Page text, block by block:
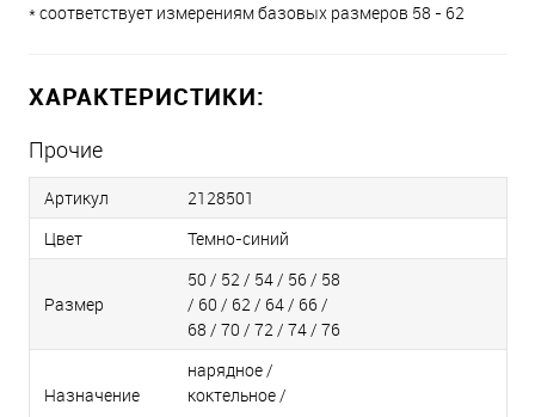
* соответствует измерениям базовых размеров 58 - 62
ХАРАКТЕРИСТИКИ:
Прочие
Артикул
2128501
Цвет
Темно-синий
Размер
50 / 52 / 54 / 56 / 58
/ 60 / 62 / 64 / 66 /
68 / 70 / 72 / 74 / 76
Назначение
нарядное /
коктельное /